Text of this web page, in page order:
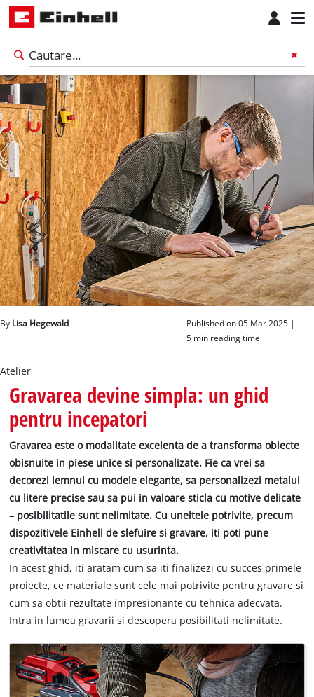
By Lisa Hegewald
Published on 05 Mar 2025 |
5 min reading time
Atelier
Gravarea devine simpla: un ghid
pentru incepatori
Gravarea este o modalitate excelenta de a transforma obiecte
obisnuite in piese unice si personalizate. Fie ca vrei sa
decorezi lemnul cu modele elegante, sa personalizezi metalul
cu litere precise sau sa pui in valoare sticla cu motive delicate
– posibilitatile sunt nelimitate. Cu uneltele potrivite, precum
dispozitivele Einhell de slefuire si gravare, iti poti pune
creativitatea in miscare cu usurinta.
In acest ghid, iti aratam cum sa iti finalizezi cu succes primele
proiecte, ce materiale sunt cele mai potrivite pentru gravare si
cum sa obtii rezultate impresionante cu tehnica adecvata.
Intra in lumea gravarii si descopera posibilitati nelimitate.